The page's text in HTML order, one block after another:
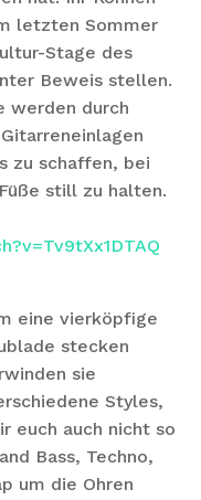
letzten Sommer
Stage des
Beweis stellen.
werden durch
zu schaffen, bei
still zu halten.
eine vierköpfige
stecken
sie
Styles,
euch auch nicht so
Bass, Techno,
um die Ohren